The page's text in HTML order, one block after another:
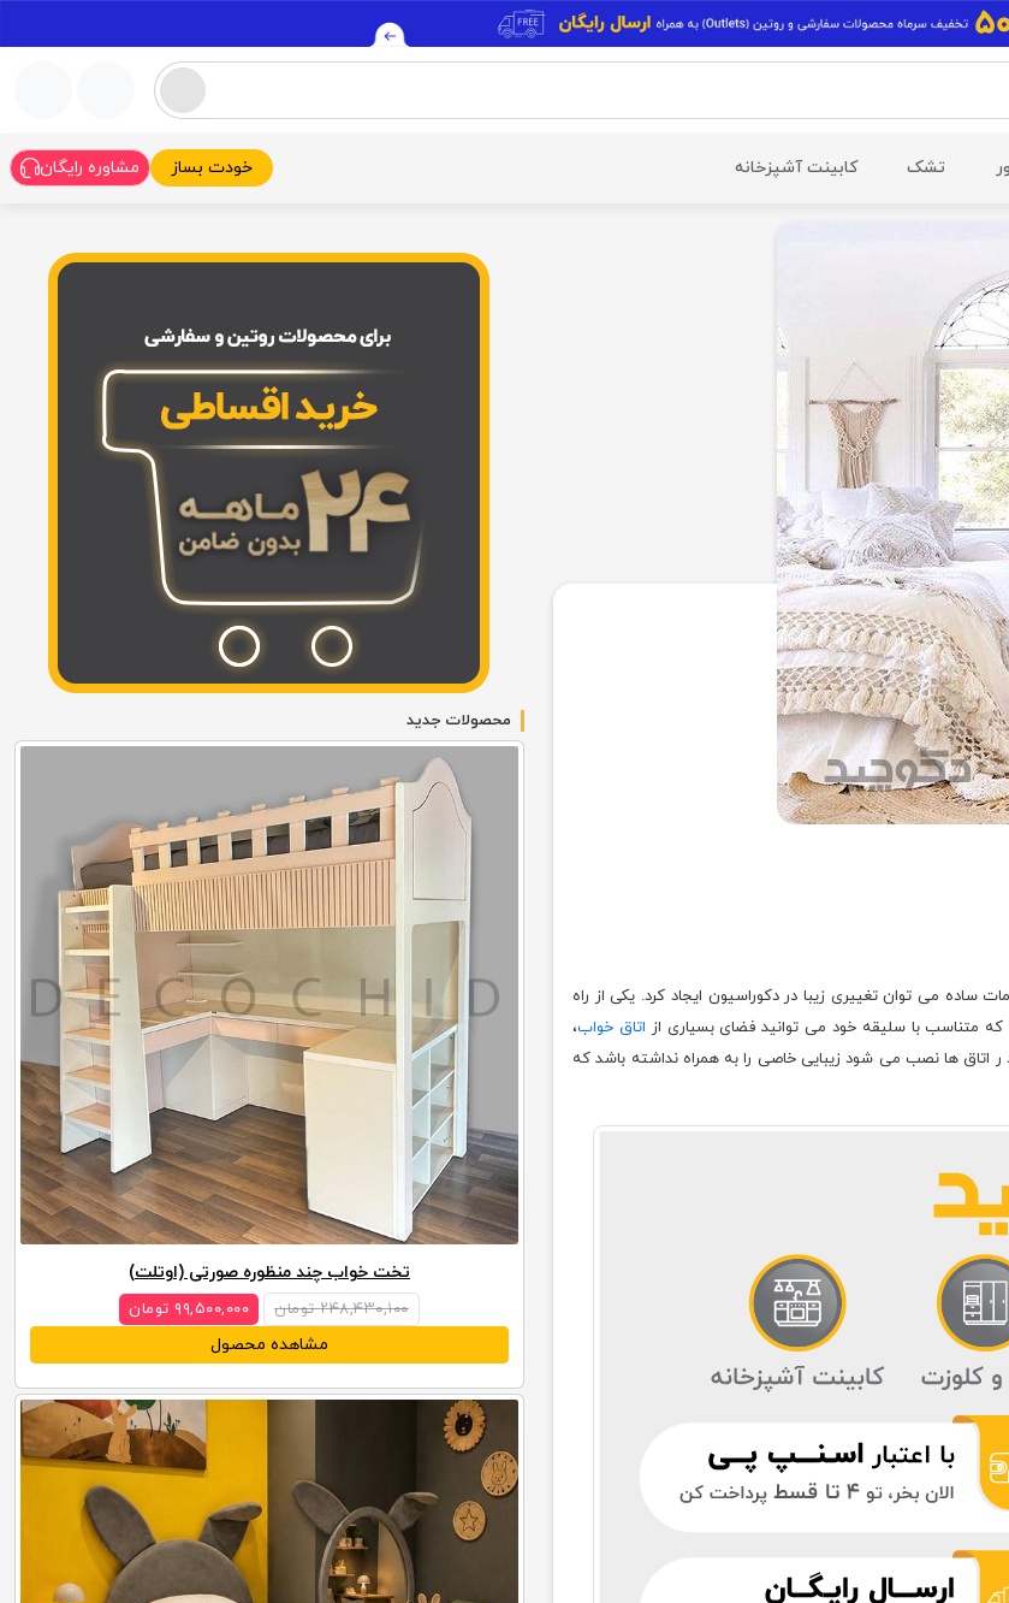
تشک کابینت آشپزخانه خودت بساز مشاوره رایگان
ساده می توان تغییری زیبا در دکوراسیون ایجاد کرد. یکی از راه
متناسب با سلیقه خود می توانید فضای بسیاری از اتاق خواب،
اتاق ها نصب می شود زیبایی خاصی را به همراه نداشته باشد که
محصولات جدید
تخت خواب چند منظوره صورتی (اوتلت)
۲۴۸,۴۳۰,۱۰۰ تومان ۹۹,۵۰۰,۰۰۰ تومان
مشاهده محصول